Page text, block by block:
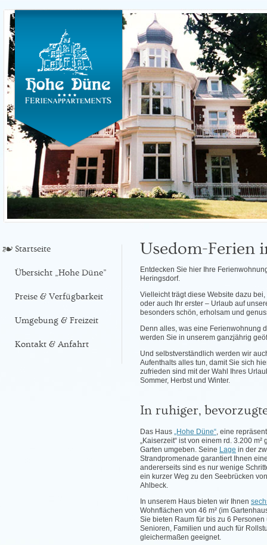
Startseite
Übersicht „Hohe Düne”
Preise & Verfügbarkeit
Umgebung & Freizeit
Kontakt & Anfahrt
Usedom-Ferien
Entdecken Sie hier Ihre
Heringsdorf.
Vielleicht trägt diese Website dazu
oder auch Ihr erster – Urlaub auf
besonders schön, erholsam und
Denn alles, was eine Ferienwohnung
werden Sie in unserem ganzjährig
Und selbstverständlich werden wir
Aufenthalts alles tun, damit Sie sich
zufrieden sind mit der Wahl Ihres
Sommer, Herbst und Winter.
In ruhiger,
Das Haus „Hohe Düne“, eine
„Kaiserzeit“ ist von einem rd. 3.200
Garten umgeben. Seine Lage in der
Strandpromenade garantiert Ihnen
andererseits sind es nur wenige
ein kurzer Weg zu den Seebrücken
Ahlbeck.
In unserem Haus bieten wir Ihnen
Wohnflächen von 46 m² (im
Sie bieten Raum für bis zu 6
Senioren, Familien und auch für
gleichermaßen geeignet.